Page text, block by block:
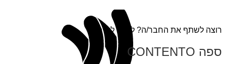
רוצה לשתף את החבר/ה? לחצ/י לשיתוף:
ספה CONTENTO